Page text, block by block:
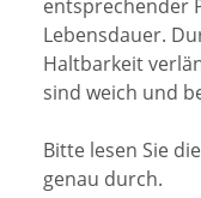
entsprechender
Lebensdauer.
Haltbarkeit
sind weich und
Bitte lesen Sie
genau durch.